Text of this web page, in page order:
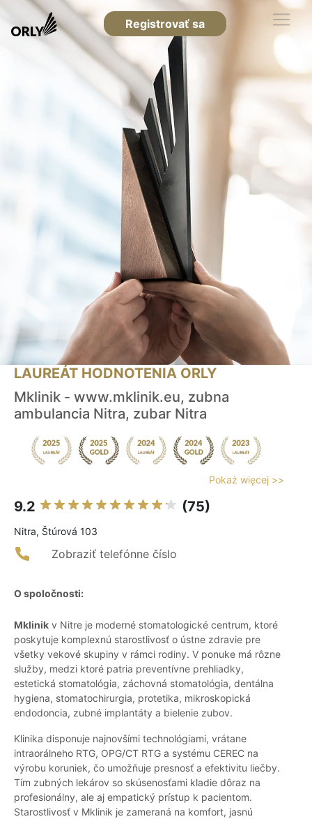
Registrovať sa
LAUREÁT HODNOTENIA ORLY
Mklinik - www.mklinik.eu, zubna
ambulancia Nitra, zubar Nitra
Pokaż więcej >>
9.2 (75)
Nitra, Štúrová 103
Zobraziť telefónne číslo
O spoločnosti:
Mklinik v Nitre je moderné stomatologické centrum, ktoré
poskytuje komplexnú starostlivosť o ústne zdravie pre
všetky vekové skupiny v rámci rodiny. V ponuke má rôzne
služby, medzi ktoré patria preventívne prehliadky,
estetická stomatológia, záchovná stomatológia, dentálna
hygiena, stomatochirurgia, protetika, mikroskopická
endodoncia, zubné implantáty a bielenie zubov.
Klinika disponuje najnovšími technológiami, vrátane
intraorálneho RTG, OPG/CT RTG a systému CEREC na
výrobu koruniek, čo umožňuje presnosť a efektivitu liečby.
Tím zubných lekárov so skúsenosťami kladie dôraz na
profesionálny, ale aj empatický prístup k pacientom.
Starostlivosť v Mklinik je zameraná na komfort, jasnú